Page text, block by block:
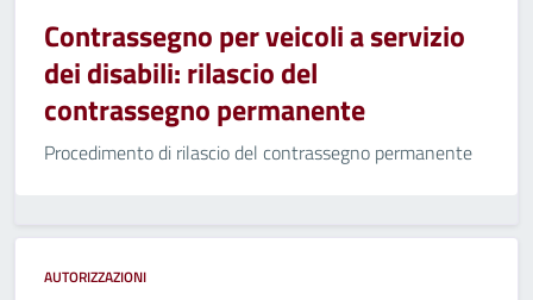
Contrassegno per veicoli a servizio
dei disabili: rilascio del
contrassegno permanente
Procedimento di rilascio del contrassegno permanente
AUTORIZZAZIONI